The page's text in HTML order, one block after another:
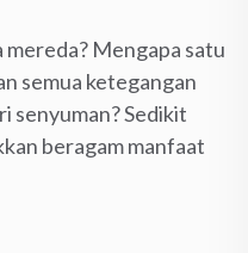
Mengapa satu
semua ketegangan
senyuman? Sedikit
beragam manfaat